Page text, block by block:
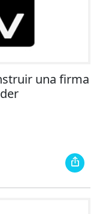
una firma